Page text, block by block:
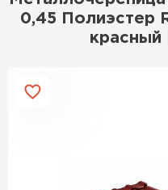
0,45 Полиэстер
красный
Перейти в каталог